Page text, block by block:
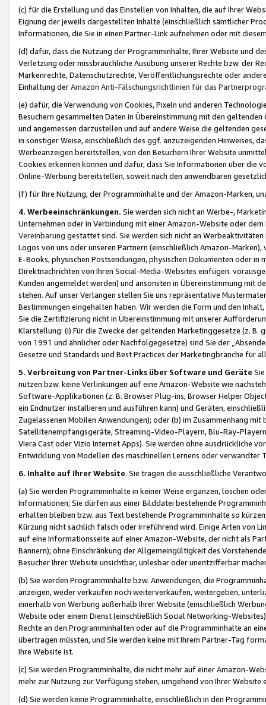
(c) für die Erstellung und das Einstellen von Inhalten, die auf Ihrer
Eignung der jeweils dargestellten Inhalte (einschließlich sämtlicher
Informationen, die Sie in einen Partner-Link aufnehmen oder mit
(d) dafür, dass die Nutzung der Programminhalte, Ihrer Website und
Verletzung oder missbräuchliche Ausübung unserer Rechte bzw. der
Markenrechte, Datenschutzrechte, Veröffentlichungsrechte oder
Einhaltung derAmazon Anti-Fälschungsrichtlinien für das
(e) dafür, die Verwendung von Cookies, Pixeln und anderen
Besuchern gesammelten Daten in Übereinstimmung mit den
und angemessen darzustellen und auf andere Weise die geltenden
in sonstiger Weise, einschließlich des ggf. anzuzeigenden Hinweises,
Werbeanzeigen bereitstellen, von den Besuchern Ihrer Website
Cookies erkennen können und dafür, dass Sie Informationen über die
Online-Werbung bereitstellen, soweit nach den anwendbaren
(f) für Ihre Nutzung, der Programminhalte und der Amazon-Marken,
4. Werbeeinschränkungen. Sie werden sich nicht an Werbe-,
Unternehmen oder in Verbindung mit einer Amazon-Website oder
Vereinbarung gestattet sind. Sie werden sich nicht an
Logos von uns oder unseren Partnern (einschließlich Amazon-
E-Books, physischen Postsendungen, physischen Dokumenten oder in
Direktnachrichten von Ihren Social-Media-Websites einfügen.
Kunden angemeldet werden) und ansonsten in Übereinstimmung mit
stehen. Auf unser Verlangen stellen Sie uns repräsentative
Bestimmungen eingehalten haben. Wir werden die Form und den
Sie die Zertifizierung nicht in Übereinstimmung mit unserer
Klarstellung: (i) Für die Zwecke der geltenden Marketinggesetze (z. B.
von 1991 und ähnlicher oder Nachfolgegesetze) sind Sie der
Gesetze und Standards und Best Practices der Marketingbranche für
5. Verbreitung von Partner-Links über Software und Geräte
nutzen bzw. keine Verlinkungen auf eine Amazon-Website wie
Software-Applikationen (z. B. Browser Plug-ins, Browser Helper
ein Endnutzer installieren und ausführen kann) und Geräten,
Zugelassenen Mobilen Anwendungen); oder (b) im Zusammenhang
Satellitenempfangsgeräte, Streaming-Video-Playern, Blu-Ray-
Viera Cast oder Vizio Internet Apps). Sie werden ohne ausdrückliche
Entwicklung von Modellen des maschinellen Lernens oder
6. Inhalte auf Ihrer Website. Sie tragen die ausschließliche
(a) Sie werden Programminhalte in keiner Weise ergänzen, löschen
Informationen; Sie dürfen aus einer Bilddatei bestehende
erhalten bleiben bzw. aus Text bestehende Programminhalte so
Kürzung nicht sachlich falsch oder irreführend wird. Einige Arten von
auf eine Informationsseite auf einer Amazon-Website, der nicht als
Bannern); ohne Einschränkung der Allgemeingültigkeit des
Besucher Ihrer Website unsichtbar, unlesbar oder unentzifferbar
(b) Sie werden Programminhalte bzw. Anwendungen, die
anzeigen, weder verkaufen noch weiterverkaufen, weitergeben,
innerhalb von Werbung außerhalb Ihrer Website (einschließlich
Website oder einem Dienst (einschließlich Social Networking-
Rechte an den Programminhalten oder auf die Programminhalte an
übertragen müssten, und Sie werden keine mit Ihrem Partner-Tag
Ihre Website ist.
(c) Sie werden Programminhalte, die nicht mehr auf einer Amazon-
mehr zur Nutzung zur Verfügung stehen, umgehend von Ihrer
(d) Sie werden keine Programminhalte, einschließlich in den